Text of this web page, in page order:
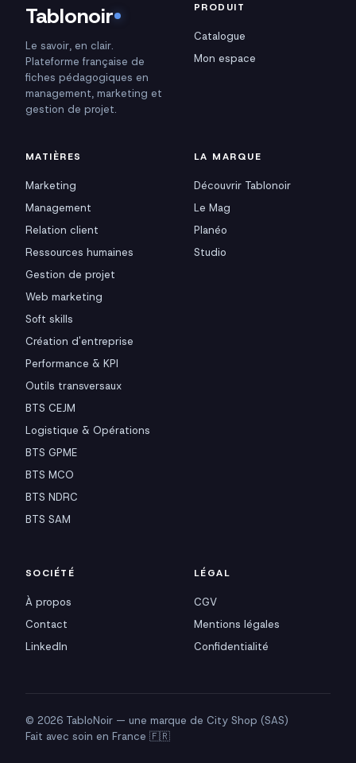
Tablonoir
Le savoir, en clair.
Plateforme française de
fiches pédagogiques en
management, marketing et
gestion de projet.
PRODUIT
Catalogue
Mon espace
MATIÈRES
Marketing
Management
Relation client
Ressources humaines
Gestion de projet
Web marketing
Soft skills
Création d'entreprise
Performance & KPI
Outils transversaux
BTS CEJM
Logistique & Opérations
BTS GPME
BTS MCO
BTS NDRC
BTS SAM
LA MARQUE
Découvrir Tablonoir
Le Mag
Planéo
Studio
SOCIÉTÉ
À propos
Contact
LinkedIn
LÉGAL
CGV
Mentions légales
Confidentialité
© 2026 TabloNoir — une marque de City Shop (SAS)
Fait avec soin en France 🇫🇷